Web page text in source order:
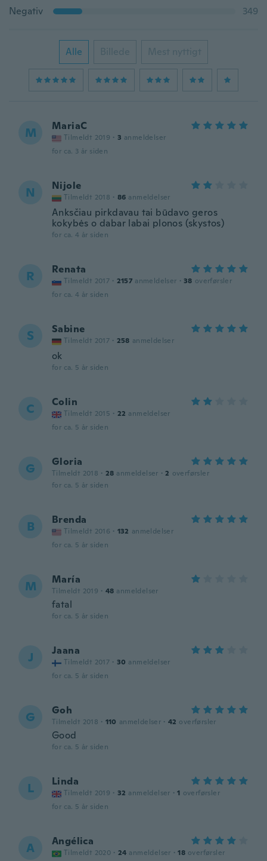
Negativ
349
Alle Billede Mest nyttigt
M MariaC
Tilmeldt 2019 · 3 anmeldelser
for ca. 3 år siden
N Nijole
Tilmeldt 2018 · 86 anmeldelser
Anksčiau pirkdavau tai būdavo geros
kokybės o dabar labai plonos (skystos)
for ca. 4 år siden
R Renata
Tilmeldt 2017 · 2157 anmeldelser · 38 overførsler
for ca. 4 år siden
S Sabine
Tilmeldt 2017 · 258 anmeldelser
ok
for ca. 5 år siden
C Colin
Tilmeldt 2015 · 22 anmeldelser
for ca. 5 år siden
G Gloria
Tilmeldt 2018 · 28 anmeldelser · 2 overførsler
for ca. 5 år siden
B Brenda
Tilmeldt 2016 · 132 anmeldelser
for ca. 5 år siden
M María
Tilmeldt 2019 · 48 anmeldelser
fatal
for ca. 5 år siden
J Jaana
Tilmeldt 2017 · 30 anmeldelser
for ca. 5 år siden
G Goh
Tilmeldt 2018 · 110 anmeldelser · 42 overførsler
Good
for ca. 5 år siden
L Linda
Tilmeldt 2019 · 32 anmeldelser · 1 overførsler
for ca. 5 år siden
A Angélica
Tilmeldt 2020 · 24 anmeldelser · 18 overførsler